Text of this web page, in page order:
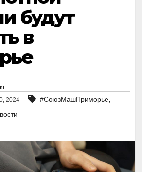
будут
в
2024 #СоюзМашПриморье,